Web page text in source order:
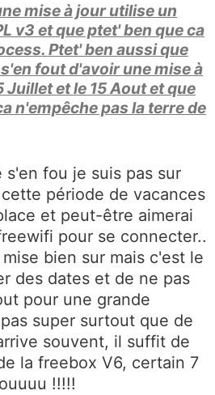
mise à jour utilise un
v3 et que ptet' ben que ca
Ptet' ben aussi que
fout d'avoir une mise à
Juillet et le 15 Aout et que
n'empêche pas la terre de
fou je suis pas sur
période de vacances
et peut-être aimerai
pour se connecter..
bien sur mais c'est le
des dates et de ne pas
pour une grande
super surtout que de
souvent, il suffit de
la freebox V6, certain 7
!!!!!